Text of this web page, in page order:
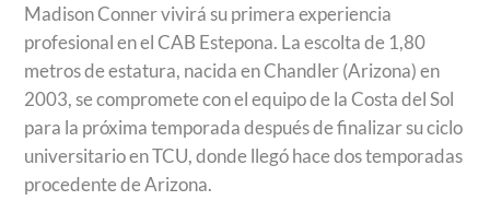
Madison Conner vivirá su primera experiencia
profesional en el CAB Estepona. La escolta de 1,80
metros de estatura, nacida en Chandler (Arizona) en
2003, se compromete con el equipo de la Costa del Sol
para la próxima temporada después de finalizar su ciclo
universitario en TCU, donde llegó hace dos temporadas
procedente de Arizona.